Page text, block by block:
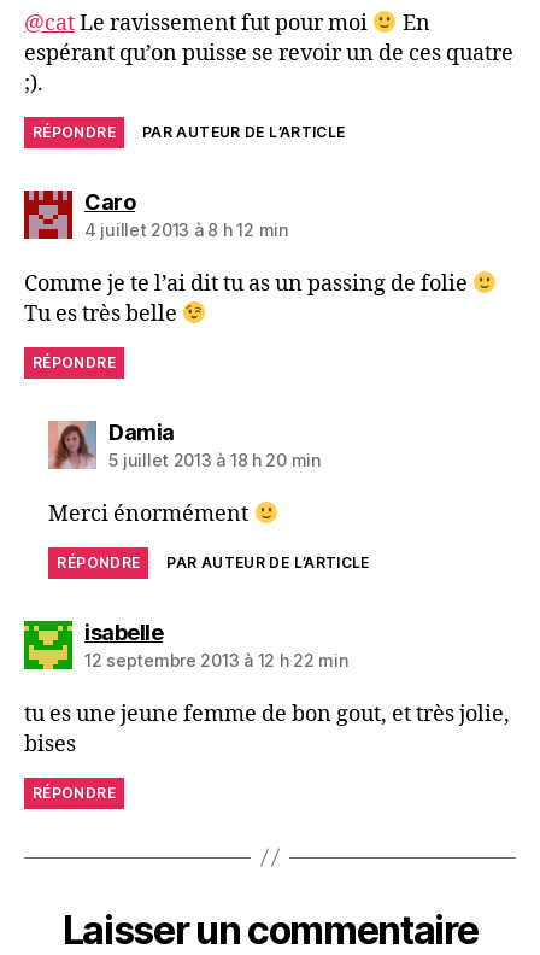
@catLe ravissement fut pour moi
En
espérant qu’on puisse se revoir un de ces quatre
;).
RÉPONDRE PAR AUTEUR DE L’ARTICLE
Carodit :
4 juillet 2013 à 8 h 12 min
Comme je te l’ai dit tu as un passing de folie
Tu es très belle
RÉPONDRE
Damiadit :
5 juillet 2013 à 18 h 20 min
Merci énormément
RÉPONDRE PAR AUTEUR DE L’ARTICLE
isabelledit :
12 septembre 2013 à 12 h 22 min
tu es une jeune femme de bon gout, et très jolie,
bises
RÉPONDRE
Laisser un commentaire